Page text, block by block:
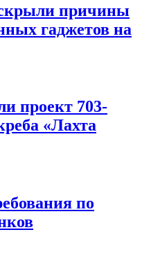
причины
гаджетов на
проект 703-
«Лахта
по